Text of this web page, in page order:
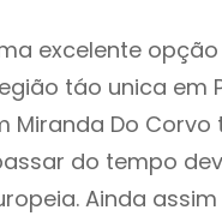
excelente
táo unica em
Miranda Do
do tempo
Ainda assim